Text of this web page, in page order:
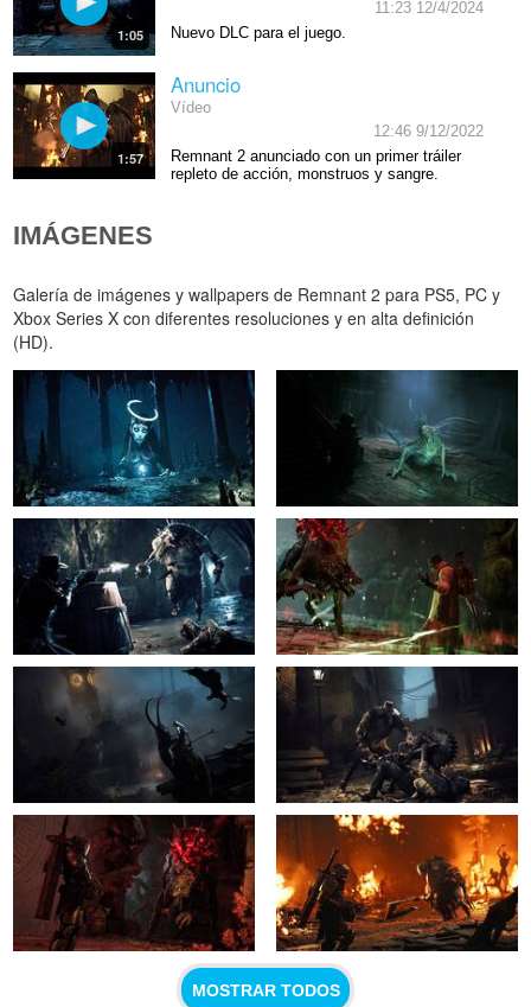
1:05
11:23 12/4/2024
Nuevo DLC para el juego.
1:57
Anuncio
Vídeo
12:46 9/12/2022
Remnant 2 anunciado con un primer tráiler
repleto de acción, monstruos y sangre.
IMÁGENES
Galería de imágenes y wallpapers de Remnant 2 para PS5, PC y
Xbox Series X con diferentes resoluciones y en alta definición
(HD).
MOSTRAR TODOS